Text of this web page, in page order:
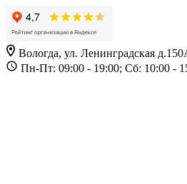
Вологда, ул. Ленинградская
Пн-Пт: 09:00 - 19:00; Сб: 10:00 -